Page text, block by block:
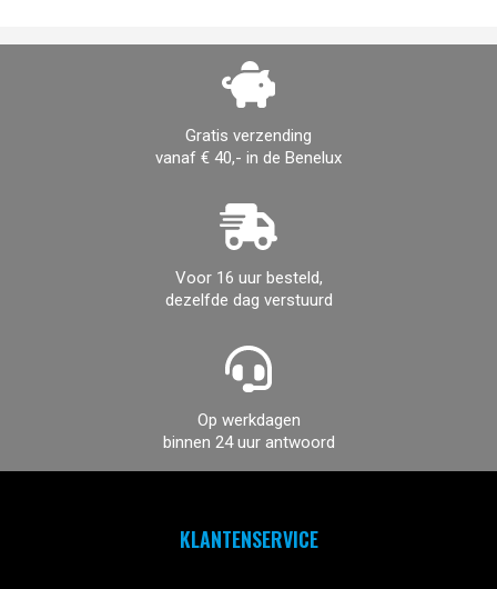
Gratis verzending
vanaf € 40,- in de Benelux
Voor 16 uur besteld,
dezelfde dag verstuurd
Op werkdagen
binnen 24 uur antwoord
KLANTENSERVICE